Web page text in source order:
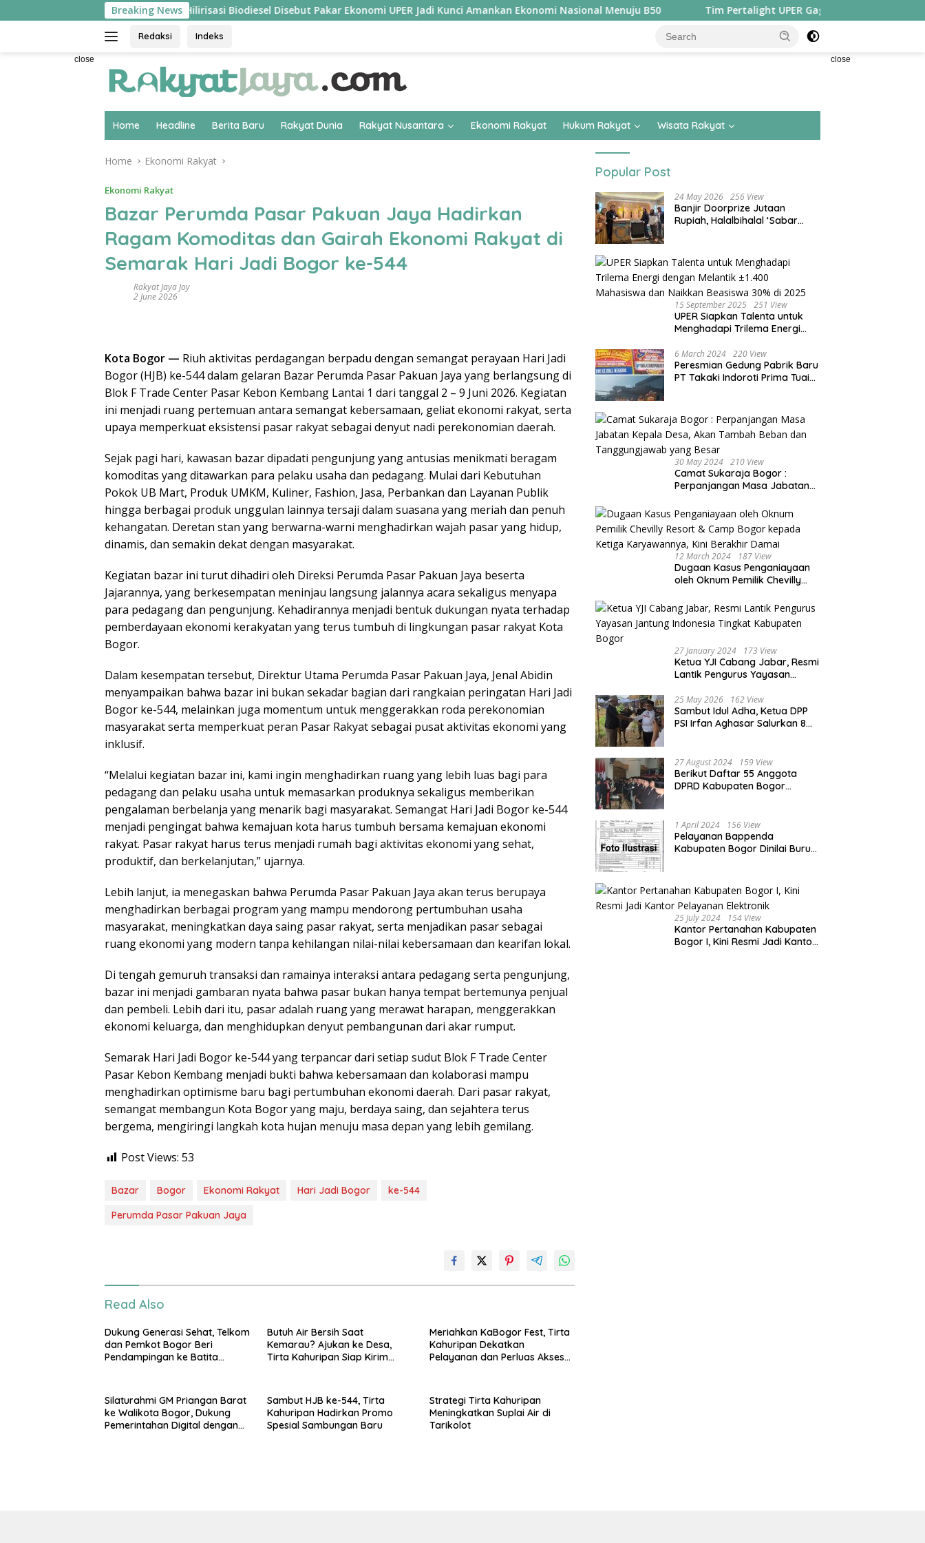
to
Breaking NewsHilirisasi Biodiesel Disebut Pakar Ekonomi UPER Jadi Kunci Amankan Ekonomi Nasional Menuju B50 Tim Pertalight UPER Gagas Solusi Hak Pejalan
Redaksi Indeks
close close
Home Headline Berita Baru Rakyat Dunia Rakyat Nusantara Ekonomi Rakyat Hukum Rakyat Wisata Rakyat
Home Ekonomi Rakyat
Ekonomi Rakyat
Bazar Perumda Pasar Pakuan Jaya Hadirkan
Ragam Komoditas dan Gairah Ekonomi Rakyat di
Semarak Hari Jadi Bogor ke-544
Rakyat Jaya Joy
2 June 2026
Kota Bogor — Riuh aktivitas perdagangan berpadu dengan semangat perayaan Hari Jadi
Bogor (HJB) ke-544 dalam gelaran Bazar Perumda Pasar Pakuan Jaya yang berlangsung di
Blok F Trade Center Pasar Kebon Kembang Lantai 1 dari tanggal 2 – 9 Juni 2026. Kegiatan
ini menjadi ruang pertemuan antara semangat kebersamaan, geliat ekonomi rakyat, serta
upaya memperkuat eksistensi pasar rakyat sebagai denyut nadi perekonomian daerah.
Sejak pagi hari, kawasan bazar dipadati pengunjung yang antusias menikmati beragam
komoditas yang ditawarkan para pelaku usaha dan pedagang. Mulai dari Kebutuhan
Pokok UB Mart, Produk UMKM, Kuliner, Fashion, Jasa, Perbankan dan Layanan Publik
hingga berbagai produk unggulan lainnya tersaji dalam suasana yang meriah dan penuh
kehangatan. Deretan stan yang berwarna-warni menghadirkan wajah pasar yang hidup,
dinamis, dan semakin dekat dengan masyarakat.
Kegiatan bazar ini turut dihadiri oleh Direksi Perumda Pasar Pakuan Jaya beserta
Jajarannya, yang berkesempatan meninjau langsung jalannya acara sekaligus menyapa
para pedagang dan pengunjung. Kehadirannya menjadi bentuk dukungan nyata terhadap
pemberdayaan ekonomi kerakyatan yang terus tumbuh di lingkungan pasar rakyat Kota
Bogor.
Dalam kesempatan tersebut, Direktur Utama Perumda Pasar Pakuan Jaya, Jenal Abidin
menyampaikan bahwa bazar ini bukan sekadar bagian dari rangkaian peringatan Hari Jadi
Bogor ke-544, melainkan juga momentum untuk menggerakkan roda perekonomian
masyarakat serta memperkuat peran Pasar Rakyat sebagai pusat aktivitas ekonomi yang
inklusif.
“Melalui kegiatan bazar ini, kami ingin menghadirkan ruang yang lebih luas bagi para
pedagang dan pelaku usaha untuk memasarkan produknya sekaligus memberikan
pengalaman berbelanja yang menarik bagi masyarakat. Semangat Hari Jadi Bogor ke-544
menjadi pengingat bahwa kemajuan kota harus tumbuh bersama kemajuan ekonomi
rakyat. Pasar rakyat harus terus menjadi rumah bagi aktivitas ekonomi yang sehat,
produktif, dan berkelanjutan,” ujarnya.
Lebih lanjut, ia menegaskan bahwa Perumda Pasar Pakuan Jaya akan terus berupaya
menghadirkan berbagai program yang mampu mendorong pertumbuhan usaha
masyarakat, meningkatkan daya saing pasar rakyat, serta menjadikan pasar sebagai
ruang ekonomi yang modern tanpa kehilangan nilai-nilai kebersamaan dan kearifan lokal.
Di tengah gemuruh transaksi dan ramainya interaksi antara pedagang serta pengunjung,
bazar ini menjadi gambaran nyata bahwa pasar bukan hanya tempat bertemunya penjual
dan pembeli. Lebih dari itu, pasar adalah ruang yang merawat harapan, menggerakkan
ekonomi keluarga, dan menghidupkan denyut pembangunan dari akar rumput.
Semarak Hari Jadi Bogor ke-544 yang terpancar dari setiap sudut Blok F Trade Center
Pasar Kebon Kembang menjadi bukti bahwa kebersamaan dan kolaborasi mampu
menghadirkan optimisme baru bagi pertumbuhan ekonomi daerah. Dari pasar rakyat,
semangat membangun Kota Bogor yang maju, berdaya saing, dan sejahtera terus
bergema, mengiringi langkah kota hujan menuju masa depan yang lebih gemilang.
Post Views: 53
Bazar Bogor Ekonomi Rakyat Hari Jadi Bogor
ke-544
Perumda Pasar Pakuan Jaya
Read Also
Dukung Generasi Sehat, Telkom
dan Pemkot Bogor Beri
Pendampingan ke Batita
Butuh Air Bersih Saat
Kemarau? Ajukan ke Desa,
Tirta Kahuripan Siap Kirim
Meriahkan KaBogor Fest, Tirta
Kahuripan Dekatkan
Pelayanan dan Perluas Akses
Silaturahmi GM Priangan Barat
ke Walikota Bogor, Dukung
Pemerintahan Digital dengan
Sambut HJB ke-544, Tirta
Kahuripan Hadirkan Promo
Spesial Sambungan Baru
Strategi Tirta Kahuripan
Meningkatkan Suplai Air di
Tarikolot
Popular Post
24 May 2026 256 View
Banjir Doorprize Jutaan
Rupiah, Halalbihalal ‘Sabar
15 September 2025 251 View
UPER Siapkan Talenta untuk
Menghadapi Trilema Energi
Mahasiswa dan Naikkan
Beasiswa 30% di 2025
6 March 2024 220 View
Peresmian Gedung Pabrik Baru
PT Takaki Indoroti Prima Tuai
30 May 2024 210 View
Camat Sukaraja Bogor :
Perpanjangan Masa Jabatan
Beban dan Tanggungjawab
yang Besar
12 March 2024 187 View
Dugaan Kasus Penganiayaan
oleh Oknum Pemilik Chevilly
Ketiga Karyawannya, Kini
Berakhir Damai
27 January 2024 173 View
Ketua YJI Cabang Jabar, Resmi
Lantik Pengurus Yayasan
Kabupaten Bogor
25 May 2026 162 View
Sambut Idul Adha, Ketua DPP
PSI Irfan Aghasar Salurkan 8
27 August 2024 159 View
Berikut Daftar 55 Anggota
DPRD Kabupaten Bogor
1 April 2024 156 View
Pelayanan Bappenda
Kabupaten Bogor Dinilai Buruk,
25 July 2024 154 View
Kantor Pertanahan Kabupaten
Bogor I, Kini Resmi Jadi Kantor